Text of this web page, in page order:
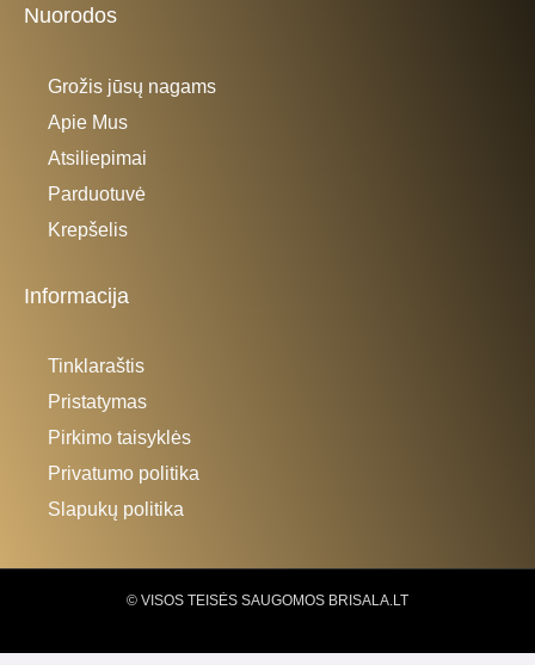
Nuorodos
Grožis jūsų nagams
Apie Mus
Atsiliepimai
Parduotuvė
Krepšelis
Informacija
Tinklaraštis
Pristatymas
Pirkimo taisyklės
Privatumo politika
Slapukų politika
© VISOS TEISĖS SAUGOMOS BRISALA.LT